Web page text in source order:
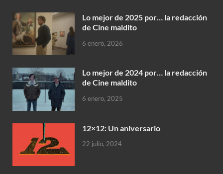
Lo mejor de 2025 por… la redacción
de Cine maldito
6 enero, 2026
Lo mejor de 2024 por… la redacción
de Cine maldito
6 enero, 2025
12×12: Un aniversario
22 julio, 2024